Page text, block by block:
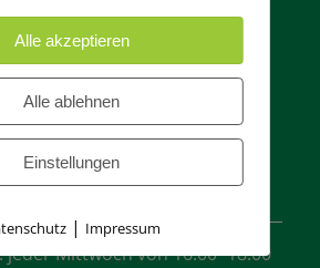
hannover.de
Mittwoch von 16.00 -18:00
Alle akzeptieren
Alle ablehnen
Einstellungen
| Impressum